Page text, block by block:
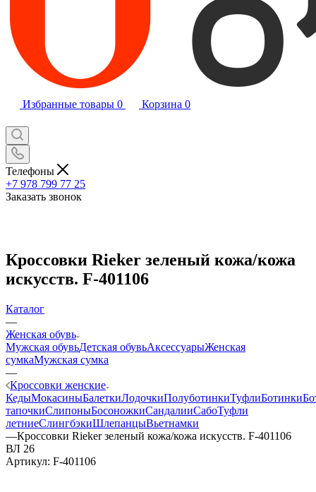
Избранные товары 0 Корзина 0
Телефоны
+7 978 799 77 25
Заказать звонок
Кроссовки Rieker зеленый кожа/кожа
искусств. F-401106
Каталог
—
Женская обувь
Мужская обувьДетская обувьАксессуарыЖенская
сумкаМужская сумка
—
Кроссовки женские
КедыМокасиныБалеткиЛодочкиПолуботинкиТуфлиБотинки
тапочкиСлипоныБосоножкиСандалииСабоТуфли
летниеСлингбэкиШлепанцыВьетнамки
—Кроссовки Rieker зеленый кожа/кожа искусств. F-401106
ВЛ 26
Артикул: F-401106